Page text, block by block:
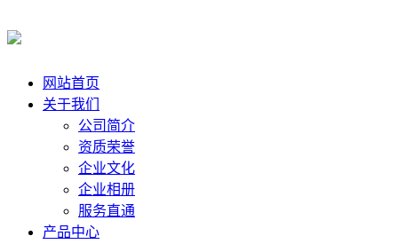
网站首页
关于我们
公司简介
资质荣誉
企业文化
企业相册
服务直通
产品中心